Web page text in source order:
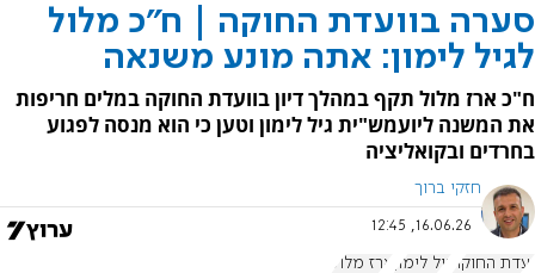
סערה בוועדת החוקה | ח"כ מלול
לגיל לימון: אתה מונע משנאה
ח"כ ארז מלול תקף במהלך דיון בוועדת החוקה במלים חריפות
את המשנה ליועמש"ית גיל לימון וטען כי הוא מנסה לפגוע
בחרדים ובקואליציה
חזקי ברוך
16.06.26, 12:45
ועדת החוקה גיל לימון ארז מלול